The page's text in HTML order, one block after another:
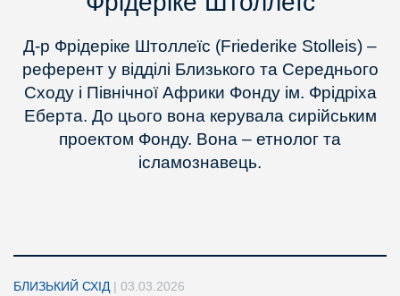
Д-р Фрідеріке Штоллеїс (Friederike Stolleis) –
референт у відділі Близького та Середнього
Сходу і Північної Африки Фонду ім. Фрідріха
Еберта. До цього вона керувала сирійським
проектом Фонду. Вона – етнолог та
ісламознавець.
БЛИЗЬКИЙ СХІД | 03.03.2026